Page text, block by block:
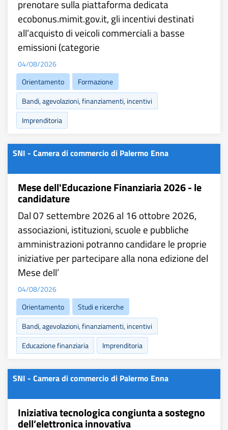
prenotare sulla piattaforma dedicata
ecobonus.mimit.gov.it, gli incentivi destinati
all’acquisto di veicoli commerciali a basse
emissioni (categorie
04/08/2026
Orientamento
Formazione
Bandi, agevolazioni, finanziamenti, incentivi
Imprenditoria
SNI - Camera di commercio di Palermo Enna
Mese dell'Educazione Finanziaria 2026 - le
candidature
Dal 07 settembre 2026 al 16 ottobre 2026,
associazioni, istituzioni, scuole e pubbliche
amministrazioni potranno candidare le proprie
iniziative per partecipare alla nona edizione del
Mese dell’
04/08/2026
Orientamento
Studi e ricerche
Bandi, agevolazioni, finanziamenti, incentivi
Educazione finanziaria
Imprenditoria
SNI - Camera di commercio di Palermo Enna
Iniziativa tecnologica congiunta a sostegno
dell’elettronica innovativa